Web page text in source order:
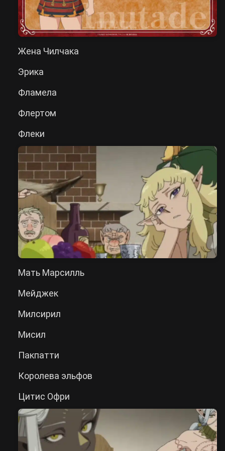
Жена Чилчака
Эрика
Фламела
Флертом
Флеки
Мать Марсилль
Мейджек
Милсирил
Мисил
Пакпатти
Королева эльфов
Цитис Офри